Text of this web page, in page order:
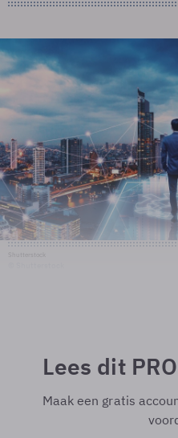
Lees dit
Maak een gratis